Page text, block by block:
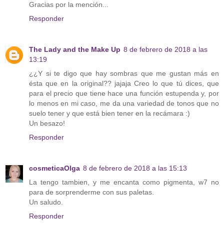
Gracias por la mención...
Responder
The Lady and the Make Up 8 de febrero de 2018 a las
13:19
¿¿Y si te digo que hay sombras que me gustan más en
ésta que en la original?? jajaja Creo lo que tú dices, que
para el precio que tiene hace una función estupenda y, por
lo menos en mi caso, me da una variedad de tonos que no
suelo tener y que está bien tener en la recámara :)
Un besazo!
Responder
cosmeticaOlga 8 de febrero de 2018 a las 15:13
La tengo tambien, y me encanta como pigmenta, w7 no
para de sorprenderme con sus paletas.
Un saludo.
Responder